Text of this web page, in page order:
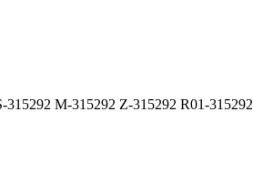
M-315292 Z-315292 R01-315292